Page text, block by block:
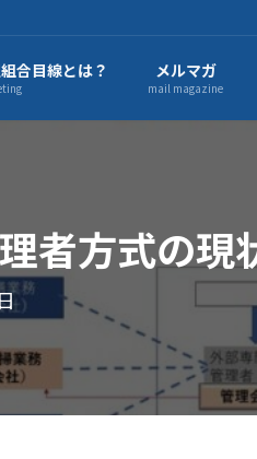
合目線とは？ メルマガ
mail magazine
者方式の現